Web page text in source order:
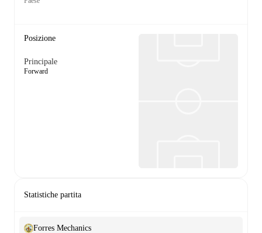
Posizione
Principale
Forward
Statistiche partita
Forres Mechanics